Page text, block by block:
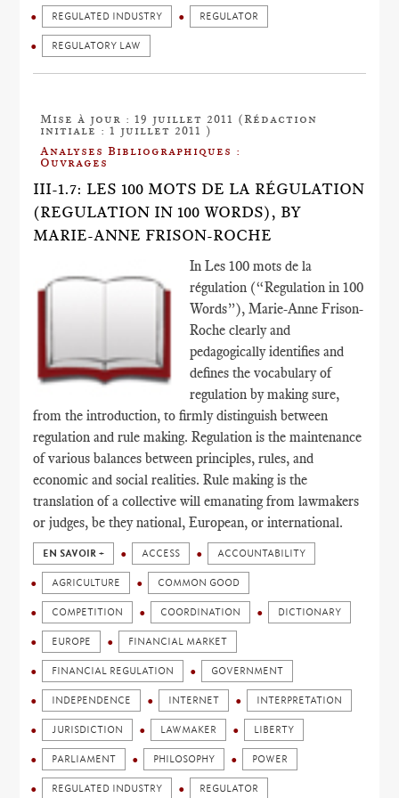
REGULATED INDUSTRY REGULATOR
REGULATORY LAW
Mise à jour : 19 juillet 2011 (Rédaction
initiale : 1 juillet 2011 )
Analyses Bibliographiques :
Ouvrages
III-1.7: LES 100 MOTS DE LA RÉGULATION
(REGULATION IN 100 WORDS), BY
MARIE-ANNE FRISON-ROCHE
In Les 100 mots de la
régulation (“Regulation in 100
Words”), Marie-Anne Frison-
Roche clearly and
pedagogically identifies and
defines the vocabulary of
regulation by making sure,
from the introduction, to firmly distinguish between
regulation and rule making. Regulation is the maintenance
of various balances between principles, rules, and
economic and social realities. Rule making is the
translation of a collective will emanating from lawmakers
or judges, be they national, European, or international.
EN SAVOIR + ACCESS ACCOUNTABILITY
AGRICULTURE COMMON GOOD
COMPETITION COORDINATION DICTIONARY
EUROPE FINANCIAL MARKET
FINANCIAL REGULATION GOVERNMENT
INDEPENDENCE INTERNET INTERPRETATION
JURISDICTION LAWMAKER LIBERTY
PARLIAMENT PHILOSOPHY POWER
REGULATED INDUSTRY REGULATOR